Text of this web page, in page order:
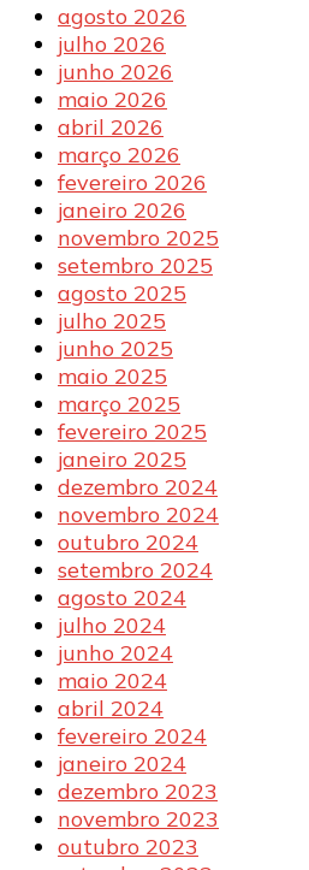
agosto 2026
julho 2026
junho 2026
maio 2026
abril 2026
março 2026
fevereiro 2026
janeiro 2026
novembro 2025
setembro 2025
agosto 2025
julho 2025
junho 2025
maio 2025
março 2025
fevereiro 2025
janeiro 2025
dezembro 2024
novembro 2024
outubro 2024
setembro 2024
agosto 2024
julho 2024
junho 2024
maio 2024
abril 2024
fevereiro 2024
janeiro 2024
dezembro 2023
novembro 2023
outubro 2023